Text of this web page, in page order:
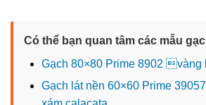
Có thể bạn quan tâm các mẫu
Gạch 80×80 Prime 8902 vàng
Gạch lát nền 60×60 Prime